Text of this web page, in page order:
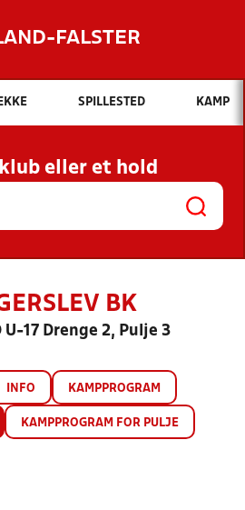
FALSTER
Hvad vil du søge efter?
INDHOLD OG NYHEDER
KLUBBER OG
HOLD
SPILLESTED KAMP
eller et hold
BK
U-17 Drenge 2, Pulje 3
INFO KAMPPROGRAM
KAMPPROGRAM FOR PULJE